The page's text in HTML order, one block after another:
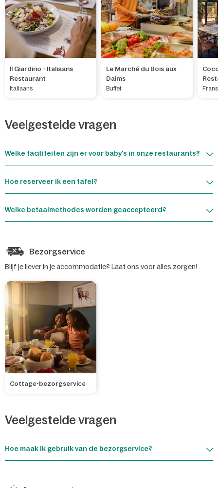
Il Giardino - Italiaans
Restaurant
Italiaans
Le Marché du Bois aux
Daims
Buffet Frans
Veelgestelde vragen
Welke faciliteiten zijn er voor baby's in onze restaurants?
Hoe reserveer ik een tafel?
Welke betaalmethodes worden geaccepteerd?
Bezorgservice
Blijf je liever in je accommodatie? Laat ons voor alles zorgen!
Cottage-bezorgservice
Veelgestelde vragen
Hoe maak ik gebruik van de bezorgservice?